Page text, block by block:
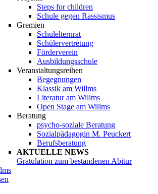
Steps for children
Schule gegen Rassismus
Gremien
Schulelternrat
Schülervertretung
Förderverein
Ausbildungsschule
Veranstaltungsreihen
Begegnungen
Klassik am Willms
Literatur am Willms
Open Stage am Willms
Beratung
psycho-soziale Beratung
Sozialpädagogin M. Peuckert
Berufsberatung
AKTUELLE NEWS
Gratulation zum bestandenen Abitur